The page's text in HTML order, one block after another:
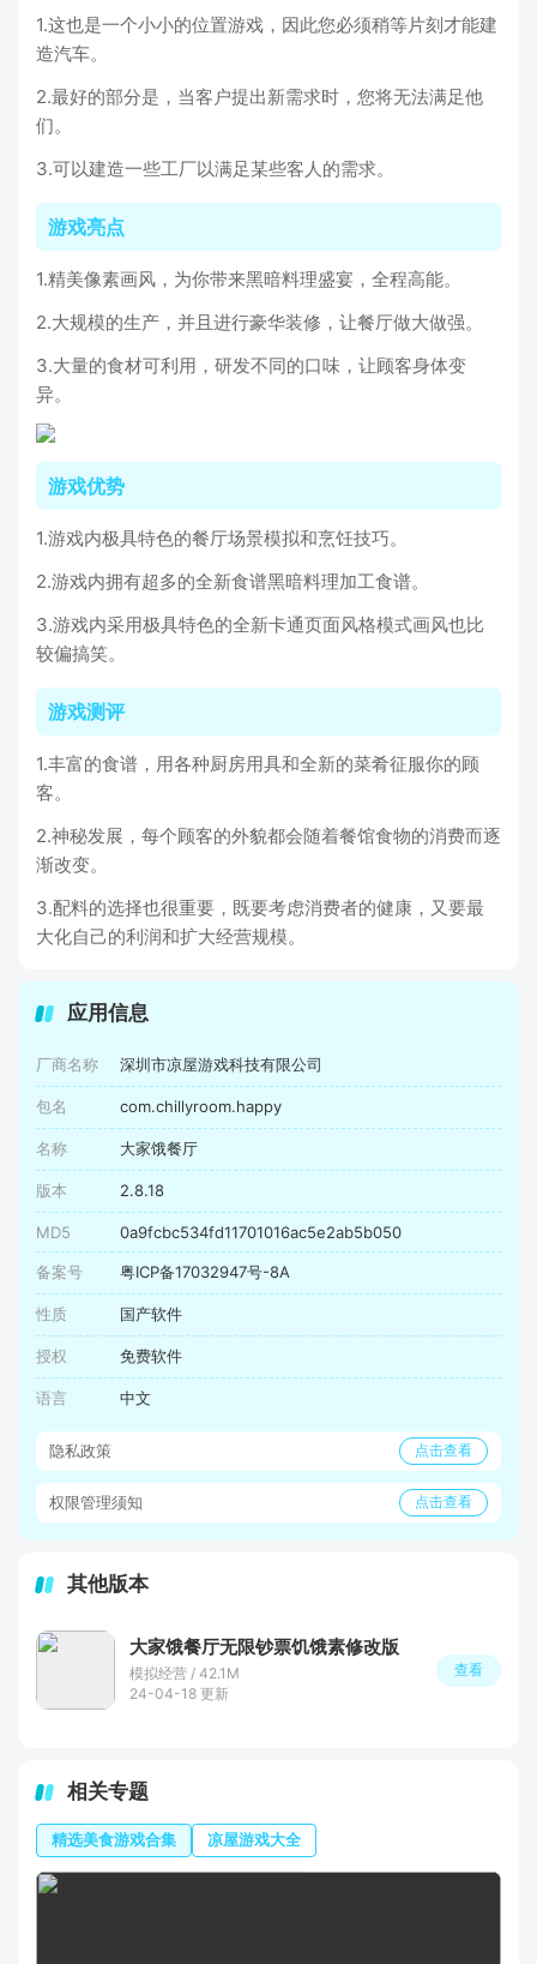
1.这也是一个小小的位置游戏，因此您必须稍等片刻才能建
造汽车。
2.最好的部分是，当客户提出新需求时，您将无法满足他
们。
3.可以建造一些工厂以满足某些客人的需求。
游戏亮点
1.精美像素画风，为你带来黑暗料理盛宴，全程高能。
2.大规模的生产，并且进行豪华装修，让餐厅做大做强。
3.大量的食材可利用，研发不同的口味，让顾客身体变
异。
游戏优势
1.游戏内极具特色的餐厅场景模拟和烹饪技巧。
2.游戏内拥有超多的全新食谱黑暗料理加工食谱。
3.游戏内采用极具特色的全新卡通页面风格模式画风也比
较偏搞笑。
游戏测评
1.丰富的食谱，用各种厨房用具和全新的菜肴征服你的顾
客。
2.神秘发展，每个顾客的外貌都会随着餐馆食物的消费而逐
渐改变。
3.配料的选择也很重要，既要考虑消费者的健康，又要最
大化自己的利润和扩大经营规模。
应用信息
厂商名称 深圳市凉屋游戏科技有限公司
包名 com.chillyroom.happy
名称 大家饿餐厅
版本 2.8.18
MD5 0a9fcbc534fd11701016ac5e2ab5b050
备案号 粤ICP备17032947号-8A
性质 国产软件
授权 免费软件
语言 中文
隐私政策 点击查看
权限管理须知 点击查看
其他版本
大家饿餐厅无限钞票饥饿素修改版
模拟经营 / 42.1M
24-04-18 更新
查看
相关专题
精选美食游戏合集 凉屋游戏大全